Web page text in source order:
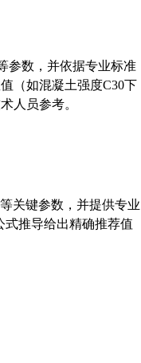
参数，并依据专业标准
（如混凝土强度C30下
人员参考。
关键参数，并提供专业
式推导给出精确推荐值